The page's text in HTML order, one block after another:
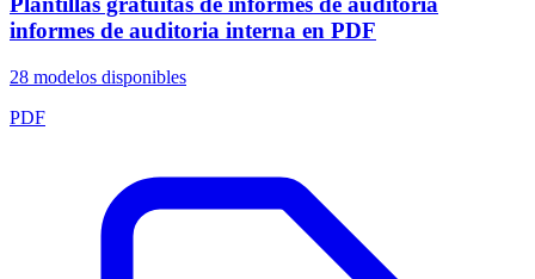
informes de auditoria interna en PDF
28 modelos disponibles
PDF